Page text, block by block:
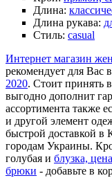
Длина:
Длина рукава:
Стиль: casual
Интернет магазин
рекомендует для Вас
2020. Стоит принять
выгодно дополнит
ассортимента также
и другой элемент
быстрой доставкой в
городам Украины.
голубая и блузка, цена
брюки - добавьте в